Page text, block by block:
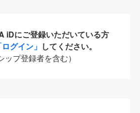
iDにご登録いただいている方
ログイン」 してください。
ップ登録者を含む）